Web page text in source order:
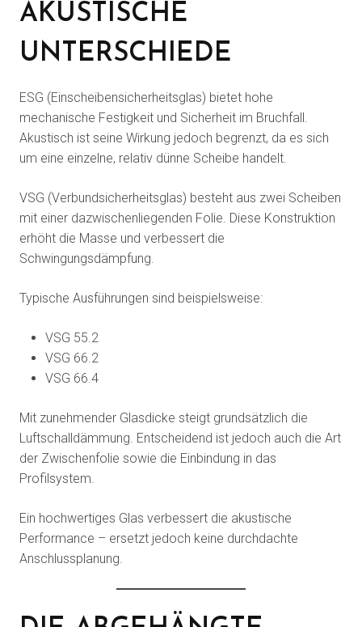
AKUSTISCHE
UNTERSCHIEDE
ESG (Einscheibensicherheitsglas) bietet hohe
mechanische Festigkeit und Sicherheit im Bruchfall.
Akustisch ist seine Wirkung jedoch begrenzt, da es sich
um eine einzelne, relativ dünne Scheibe handelt.
VSG (Verbundsicherheitsglas) besteht aus zwei Scheiben
mit einer dazwischenliegenden Folie. Diese Konstruktion
erhöht die Masse und verbessert die
Schwingungsdämpfung.
Typische Ausführungen sind beispielsweise:
VSG 55.2
VSG 66.2
VSG 66.4
Mit zunehmender Glasdicke steigt grundsätzlich die
Luftschalldämmung. Entscheidend ist jedoch auch die Art
der Zwischenfolie sowie die Einbindung in das
Profilsystem.
Ein hochwertiges Glas verbessert die akustische
Performance – ersetzt jedoch keine durchdachte
Anschlussplanung.